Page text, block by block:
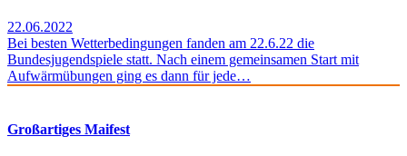
22.06.2022
Bei besten Wetterbedingungen fanden am 22.6.22 die
Bundesjugendspiele statt. Nach einem gemeinsamen Start mit
Aufwärmübungen ging es dann für jede…
Großartiges Maifest